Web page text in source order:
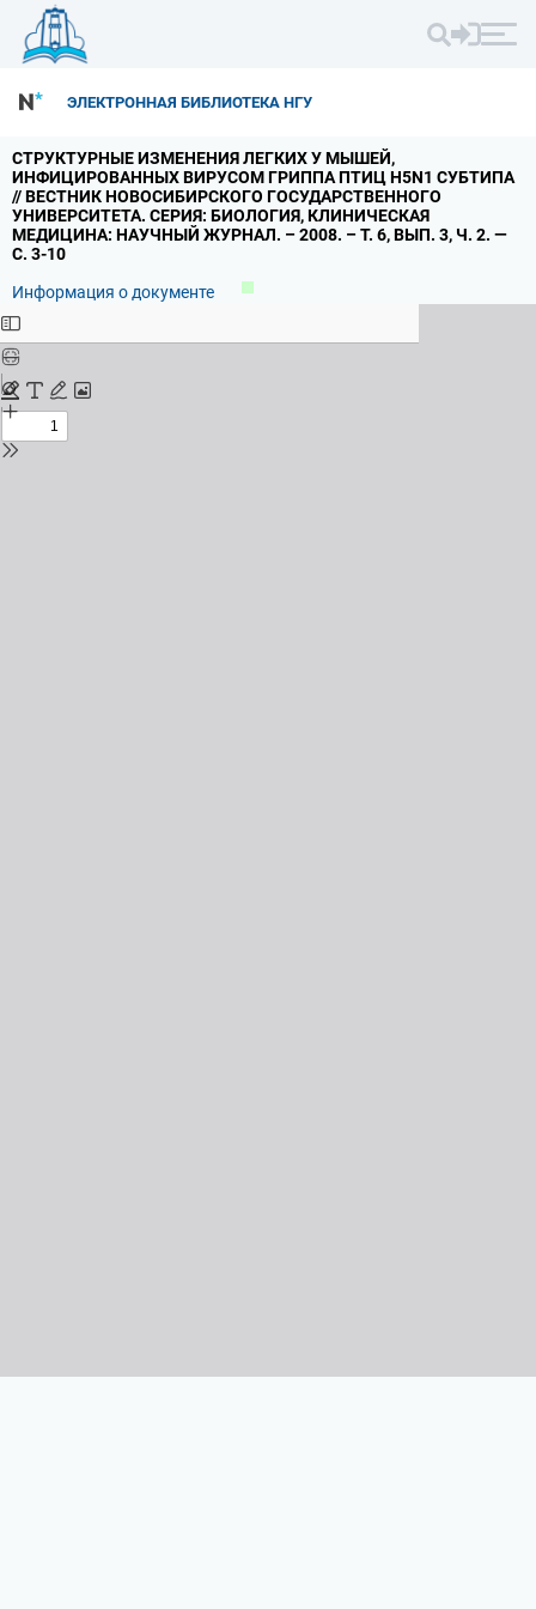
ЭЛЕКТРОННАЯ БИБЛИОТЕКА НГУ
СТРУКТУРНЫЕ ИЗМЕНЕНИЯ ЛЕГКИХ У МЫШЕЙ,
ИНФИЦИРОВАННЫХ ВИРУСОМ ГРИППА ПТИЦ H5N1 СУБТИПА
// ВЕСТНИК НОВОСИБИРСКОГО ГОСУДАРСТВЕННОГО
УНИВЕРСИТЕТА. СЕРИЯ: БИОЛОГИЯ,КЛИНИЧЕСКАЯ
МЕДИЦИНА: НАУЧНЫЙ ЖУРНАЛ. – 2008. – Т. 6,ВЫП. 3, Ч. 2. —
С. 3-10
Информация о документе